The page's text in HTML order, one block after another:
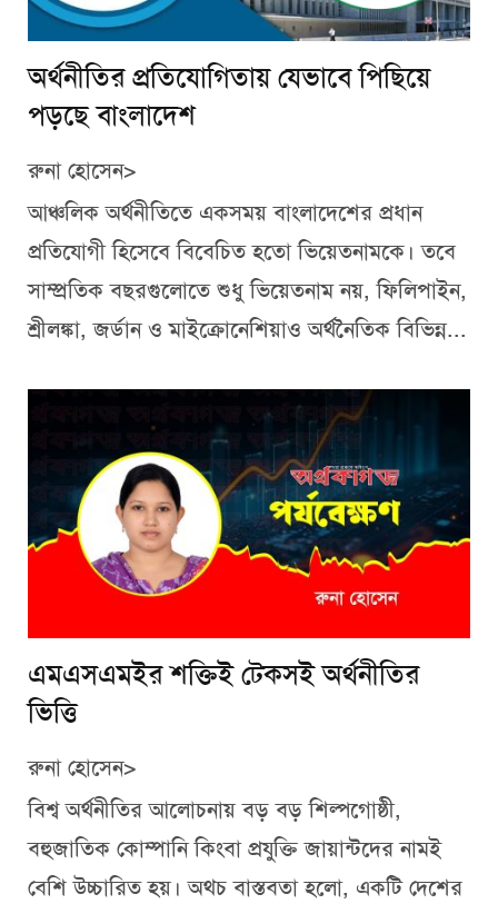
অর্থনীতির প্রতিযোগিতায় যেভাবে পিছিয়ে
পড়ছে বাংলাদেশ
রুনা হোসেন>
আঞ্চলিক অর্থনীতিতে একসময় বাংলাদেশের প্রধান
প্রতিযোগী হিসেবে বিবেচিত হতো ভিয়েতনামকে। তবে
সাম্প্রতিক বছরগুলোতে শুধু ভিয়েতনাম নয়, ফিলিপাইন,
শ্রীলঙ্কা, জর্ডান ও মাইক্রোনেশিয়াও অর্থনৈতিক বিভিন্ন...
এমএসএমইর শক্তিই টেকসই অর্থনীতির
ভিত্তি
রুনা হোসেন>
বিশ্ব অর্থনীতির আলোচনায় বড় বড় শিল্পগোষ্ঠী,
বহুজাতিক কোম্পানি কিংবা প্রযুক্তি জায়ান্টদের নামই
বেশি উচ্চারিত হয়। অথচ বাস্তবতা হলো, একটি দেশের